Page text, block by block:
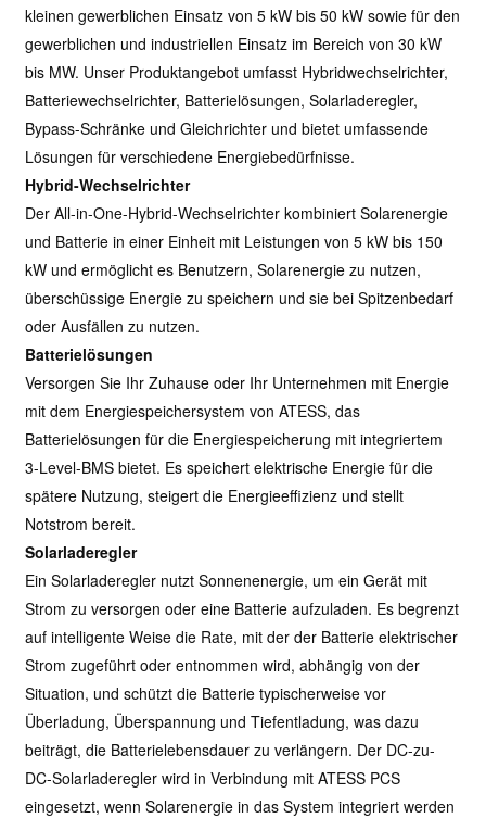
kleinen gewerblichen Einsatz von 5 kW bis 50 kW sowie für den
gewerblichen und industriellen Einsatz im Bereich von 30 kW
bis MW. Unser Produktangebot umfasst Hybridwechselrichter,
Batteriewechselrichter, Batterielösungen, Solarladeregler,
Bypass-Schränke und Gleichrichter und bietet umfassende
Lösungen für verschiedene Energiebedürfnisse.
Hybrid-Wechselrichter
Der All-in-One-Hybrid-Wechselrichter kombiniert Solarenergie
und Batterie in einer Einheit mit Leistungen von 5 kW bis 150
kW und ermöglicht es Benutzern, Solarenergie zu nutzen,
überschüssige Energie zu speichern und sie bei Spitzenbedarf
oder Ausfällen zu nutzen.
Batterielösungen
Versorgen Sie Ihr Zuhause oder Ihr Unternehmen mit Energie
mit dem Energiespeichersystem von ATESS, das
Batterielösungen für die Energiespeicherung mit integriertem
3-Level-BMS bietet. Es speichert elektrische Energie für die
spätere Nutzung, steigert die Energieeffizienz und stellt
Notstrom bereit.
Solarladeregler
Ein Solarladeregler nutzt Sonnenenergie, um ein Gerät mit
Strom zu versorgen oder eine Batterie aufzuladen. Es begrenzt
auf intelligente Weise die Rate, mit der der Batterie elektrischer
Strom zugeführt oder entnommen wird, abhängig von der
Situation, und schützt die Batterie typischerweise vor
Überladung, Überspannung und Tiefentladung, was dazu
beiträgt, die Batterielebensdauer zu verlängern. Der DC-zu-
DC-Solarladeregler wird in Verbindung mit ATESS PCS
eingesetzt, wenn Solarenergie in das System integriert werden